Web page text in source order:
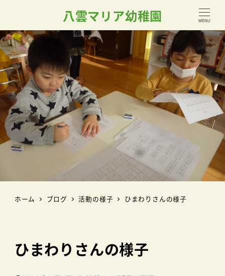
八雲マリア幼稚園 MENU
ホーム ブログ 活動の様子 ひまわりさんの様子
ひまわりさんの様子